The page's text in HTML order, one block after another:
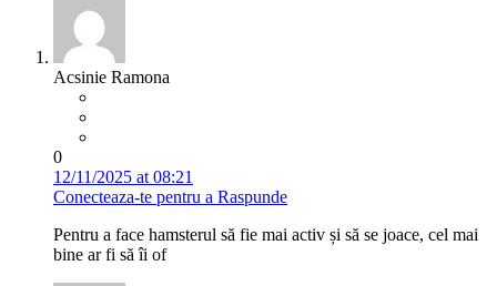
Acsinie Ramona
0
12/11/2025 at 08:21
Conecteaza-te pentru a Raspunde
Pentru a face hamsterul să fie mai activ și să se joace, cel mai
bine ar fi să îi of